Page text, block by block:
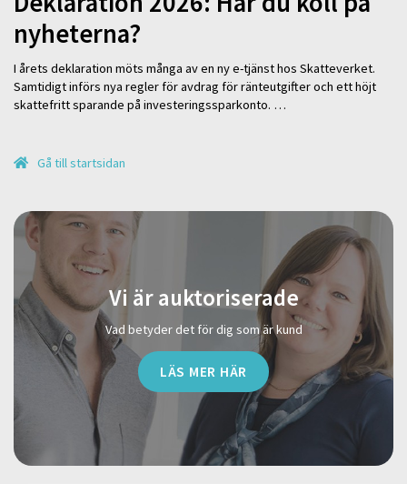
nyheterna?
I årets deklaration möts många av en ny e-tjänst hos Skatteverket.
Samtidigt införs nya regler för avdrag för ränteutgifter och ett höjt
skattefritt sparande på investeringssparkonto. …
Gå till startsidan
Vi är auktoriserade
Vad betyder det för dig som är kund
LÄS MER HÄR